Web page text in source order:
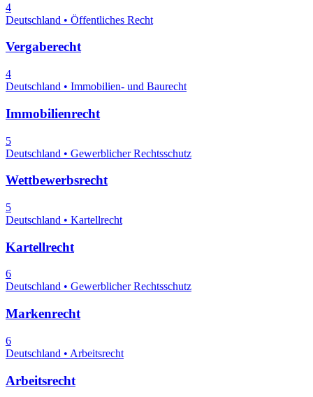
4
Deutschland • Öffentliches Recht
Vergaberecht
4
Deutschland • Immobilien- und Baurecht
Immobilienrecht
5
Deutschland • Gewerblicher Rechtsschutz
Wettbewerbsrecht
5
Deutschland • Kartellrecht
Kartellrecht
6
Deutschland • Gewerblicher Rechtsschutz
Markenrecht
6
Deutschland • Arbeitsrecht
Arbeitsrecht